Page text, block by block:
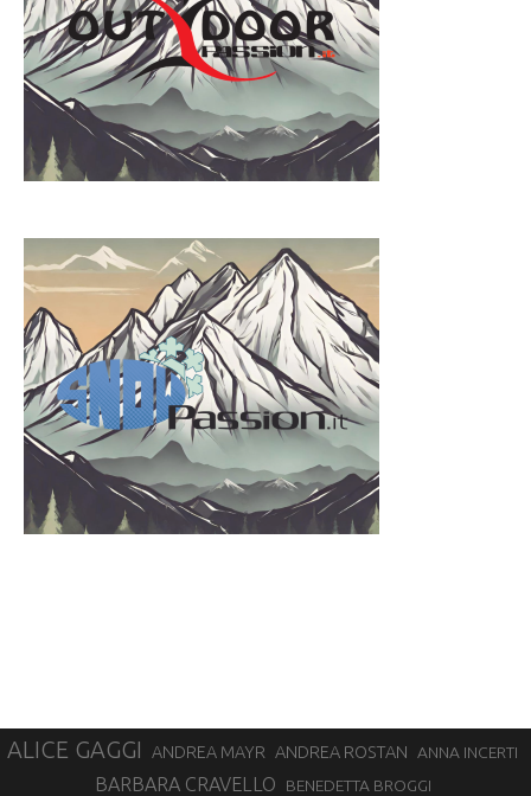
ALICE GAGGI ANDREA MAYR ANDREA ROSTAN ANNA INCERTI
BARBARA CRAVELLO BENEDETTA BROGGI